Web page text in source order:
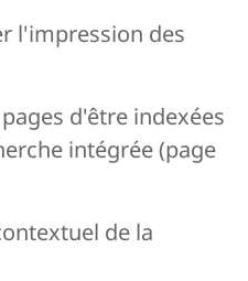
l'impression des
d'être indexées
intégrée (page
de la